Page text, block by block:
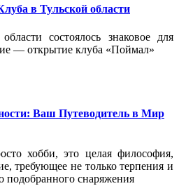
в Тульской области
состоялось знаковое для
— открытие клуба «Поймал»
Ваш Путеводитель в Мир
хобби, это целая философия,
требующее не только терпения и
подобранного снаряжения